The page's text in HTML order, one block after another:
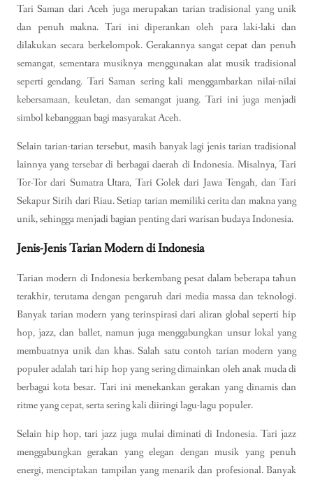
Tari Saman dari Aceh juga merupakan tarian tradisional yang unik
dan penuh makna. Tari ini diperankan oleh para laki-laki dan
dilakukan secara berkelompok. Gerakannya sangat cepat dan penuh
semangat, sementara musiknya menggunakan alat musik tradisional
seperti gendang. Tari Saman sering kali menggambarkan nilai-nilai
kebersamaan, keuletan, dan semangat juang. Tari ini juga menjadi
simbol kebanggaan bagi masyarakat Aceh.
Selain tarian-tarian tersebut, masih banyak lagi jenis tarian tradisional
lainnya yang tersebar di berbagai daerah di Indonesia. Misalnya, Tari
Tor-Tor dari Sumatra Utara, Tari Golek dari Jawa Tengah, dan Tari
Sekapur Sirih dari Riau. Setiap tarian memiliki cerita dan makna yang
unik, sehingga menjadi bagian penting dari warisan budaya Indonesia.
Jenis-Jenis Tarian Modern di Indonesia
Tarian modern di Indonesia berkembang pesat dalam beberapa tahun
terakhir, terutama dengan pengaruh dari media massa dan teknologi.
Banyak tarian modern yang terinspirasi dari aliran global seperti hip
hop, jazz, dan ballet, namun juga menggabungkan unsur lokal yang
membuatnya unik dan khas. Salah satu contoh tarian modern yang
populer adalah tari hip hop yang sering dimainkan oleh anak muda di
berbagai kota besar. Tari ini menekankan gerakan yang dinamis dan
ritme yang cepat, serta sering kali diiringi lagu-lagu populer.
Selain hip hop, tari jazz juga mulai diminati di Indonesia. Tari jazz
menggabungkan gerakan yang elegan dengan musik yang penuh
energi, menciptakan tampilan yang menarik dan profesional. Banyak